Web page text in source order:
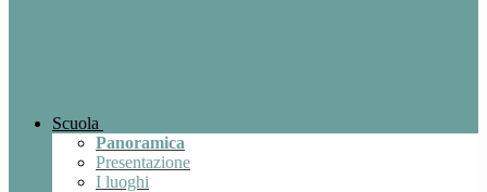
Scuola
Panoramica
Presentazione
I luoghi